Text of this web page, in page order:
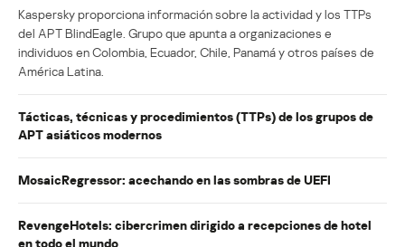
Kaspersky proporciona información sobre la actividad y los TTPs
del APT BlindEagle. Grupo que apunta a organizaciones e
individuos en Colombia, Ecuador, Chile, Panamá y otros países de
América Latina.
Tácticas, técnicas y procedimientos (TTPs) de los grupos de
APT asiáticos modernos
MosaicRegressor: acechando en las sombras de UEFI
RevengeHotels: cibercrimen dirigido a recepciones de hotel
en todo el mundo